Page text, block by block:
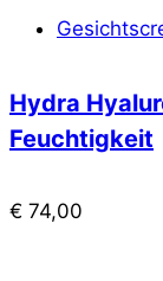
Hydra
Feuchtigkeit
€ 74,00